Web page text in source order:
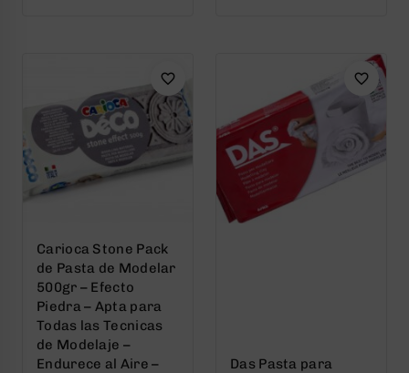
Carioca Stone Pack
de Pasta de Modelar
500gr – Efecto
Piedra – Apta para
Todas las Tecnicas
de Modelaje –
Endurece al Aire –
Das Pasta para